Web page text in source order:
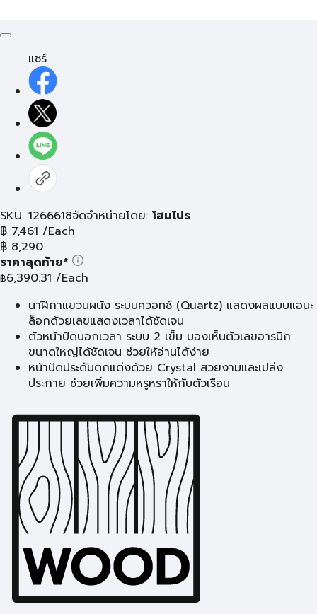
แชร์
SKU: 1266618จัดจำหน่ายโดย: โฮมโปร
฿ 7,461 /Each
฿ 8,290
ราคาสุดท้าย*
฿6,390.31 /Each
นาฬิกาแขวนผนัง ระบบควอทซ์ (Quartz) แสดงผลแบบแอนะ
ล็อกด้วยเลขแสดงเวลาได้ชัดเจน
ตัวหน้าปัดบอกเวลา ระบบ 2 เข็ม มองเห็นตัวเลขอารบิก
ขนาดใหญ่ได้ชัดเจน ช่วยให้อ่านได้ง่าย
หน้าปัดประดับตกแต่งด้วย Crystal สวยงามและเปล่ง
ประกาย ช่วยเพิ่มความหรูหราให้กับตัวเรือน